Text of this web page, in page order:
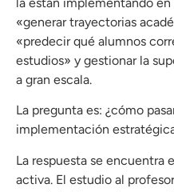
«generar trayectorias
«predecir qué alumnos
estudios» y gestionar la
a gran escala.
La pregunta es: ¿cómo
implementación
La respuesta se encuentra
activa. El estudio al